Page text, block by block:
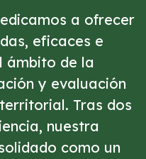
a ofrecer
eficaces e
ámbito de la
y evaluación
Tras dos
nuestra
como un